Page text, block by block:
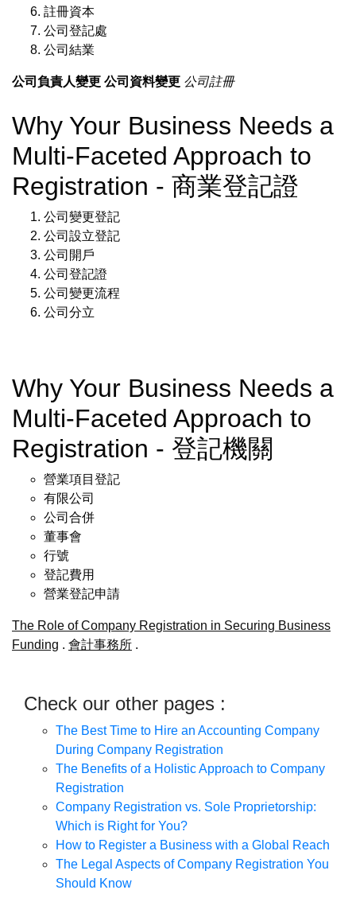
註冊資本
公司登記處
公司結業
公司負責人變更 公司資料變更 公司註冊
Why Your Business Needs a
Multi-Faceted Approach to
Registration - 商業登記證
公司變更登記
公司設立登記
公司開戶
公司登記證
公司變更流程
公司分立
Why Your Business Needs a
Multi-Faceted Approach to
Registration - 登記機關
營業項目登記
有限公司
公司合併
董事會
行號
登記費用
營業登記申請
The Role of Company Registration in Securing Business
Funding . 會計事務所 .
Check our other pages :
The Best Time to Hire an Accounting Company
During Company Registration
The Benefits of a Holistic Approach to Company
Registration
Company Registration vs. Sole Proprietorship:
Which is Right for You?
How to Register a Business with a Global Reach
The Legal Aspects of Company Registration You
Should Know